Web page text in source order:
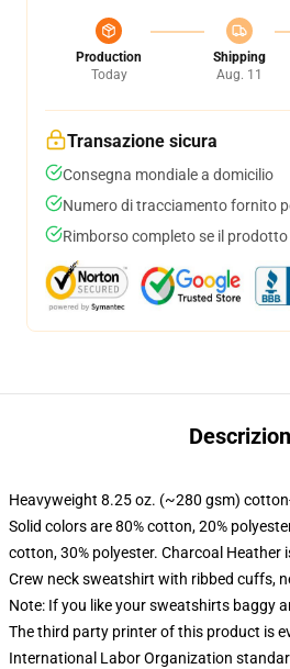
Production
Today
Shipping
Aug. 11
Transazione sicura
Consegna mondiale a domicilio
Numero di tracciamento fornito
Rimborso completo se il
Heavyweight 8.25 oz. (~280 gsm)
Solid colors are 80% cotton, 20%
cotton, 30% polyester. Charcoal Heather
Crew neck sweatshirt with ribbed cuffs,
Note: If you like your sweatshirts baggy
The third party printer of this product is
International Labor Organization